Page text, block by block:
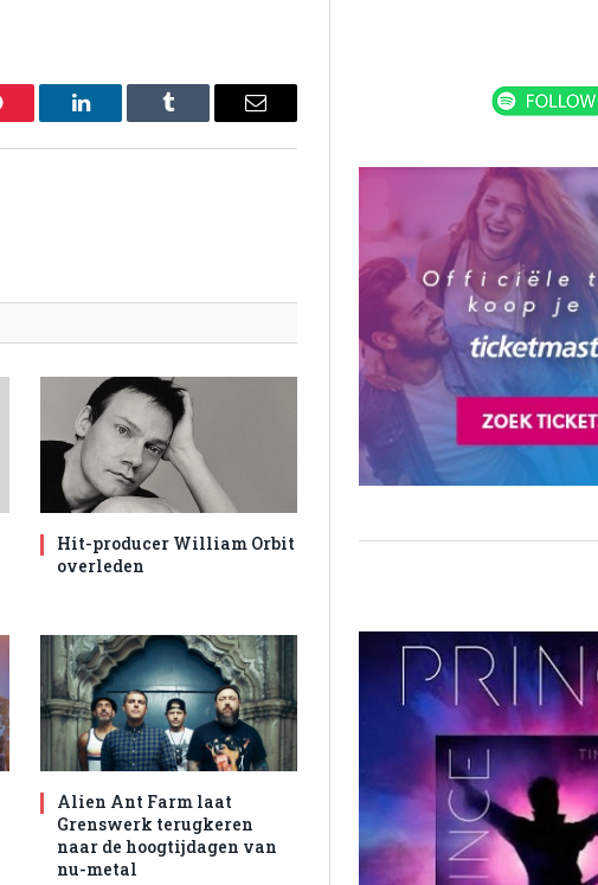
LinkedIn Tumblr Email
Hit-producer William Orbit
overleden
Alien Ant Farm laat
Grenswerk terugkeren
naar de hoogtijdagen van
nu-metal